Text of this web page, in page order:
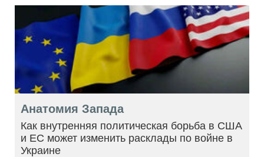
Анатомия Запада
Как внутренняя политическая борьба в США
и ЕС может изменить расклады по войне в
Украине